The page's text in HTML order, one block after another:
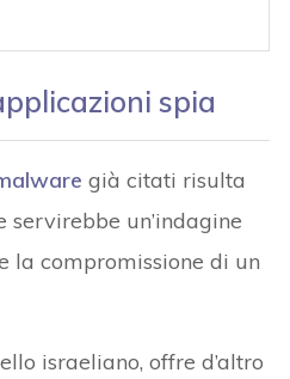
spia
già citati risulta
un’indagine
la compromissione di un
israeliano, offre d’altro